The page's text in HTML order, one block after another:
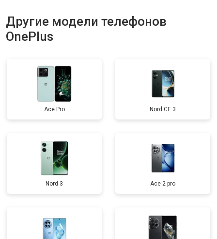
Другие модели телефонов
OnePlus
Ace Pro Nord CE 3
Nord 3 Ace 2 pro